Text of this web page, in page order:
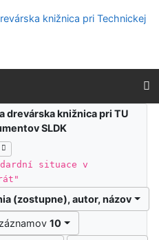
drevárska knižnica pri TU
SLDK
situace v
(zostupne), autor, názov
10